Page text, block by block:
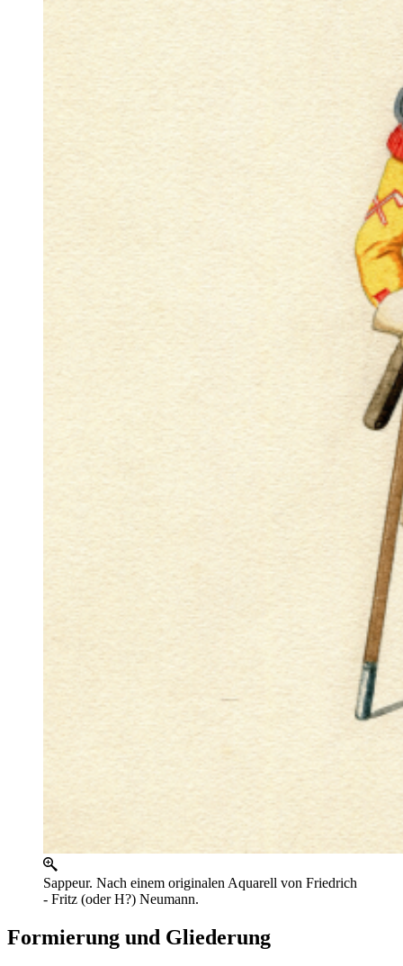
Sappeur. Nach einem originalen Aquarell von Friedrich
- Fritz (oder H?) Neumann.
Formierung und Gliederung